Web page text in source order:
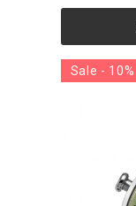
Sale - 10%